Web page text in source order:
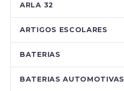
ARLA 32
ARTIGOS ESCOLARES
BATERIAS
BATERIAS AUTOMOTIVAS